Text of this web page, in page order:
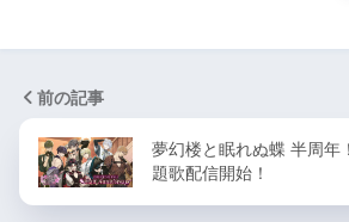
前の記事
夢幻楼と眠れぬ蝶 半周年
題歌配信開始！